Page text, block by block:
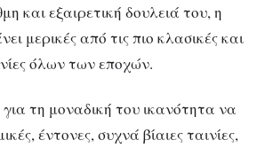
και εξαιρετική δουλειά του, η
μερικές από τις πιο κλασικές και
όλων των εποχών.
τη μοναδική του ικανότητα να
έντονες, συχνά βίαιες ταινίες,